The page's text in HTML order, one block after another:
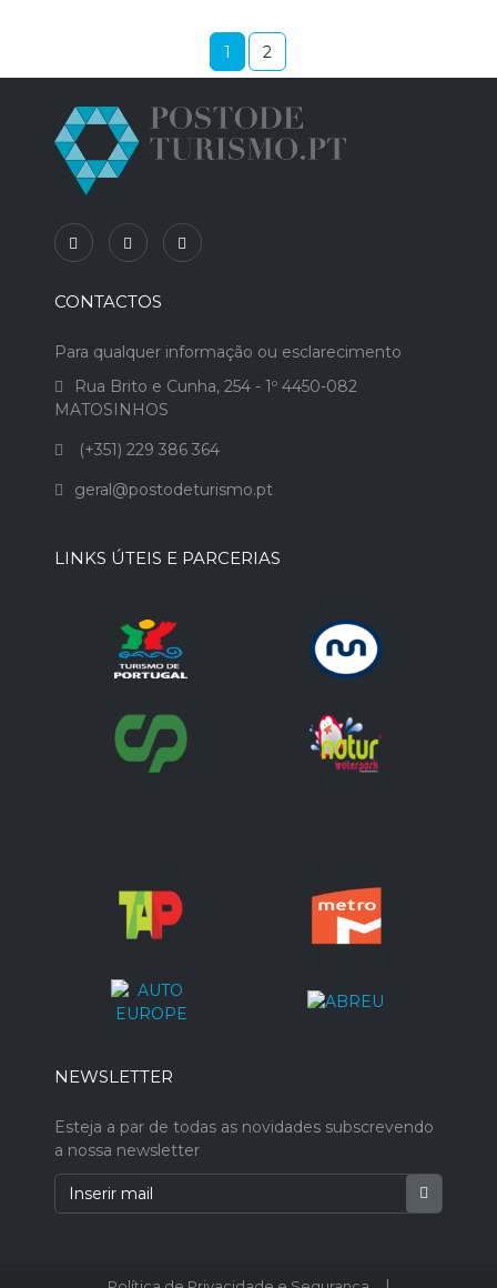
1 2
CONTACTOS
Para qualquer informação ou esclarecimento
Rua Brito e Cunha, 254 - 1º 4450-082
MATOSINHOS
(+351) 229 386 364
geral@postodeturismo.pt
LINKS ÚTEIS E PARCERIAS
NEWSLETTER
Esteja a par de todas as novidades subscrevendo
a nossa newsletter